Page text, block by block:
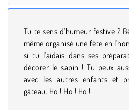
Tu te sens d'humeur festive ?
même organisé une fête en
si tu l'aidais dans ses
décorer le sapin ! Tu peux
avec les autres enfants et
gâteau. Ho ! Ho ! Ho !